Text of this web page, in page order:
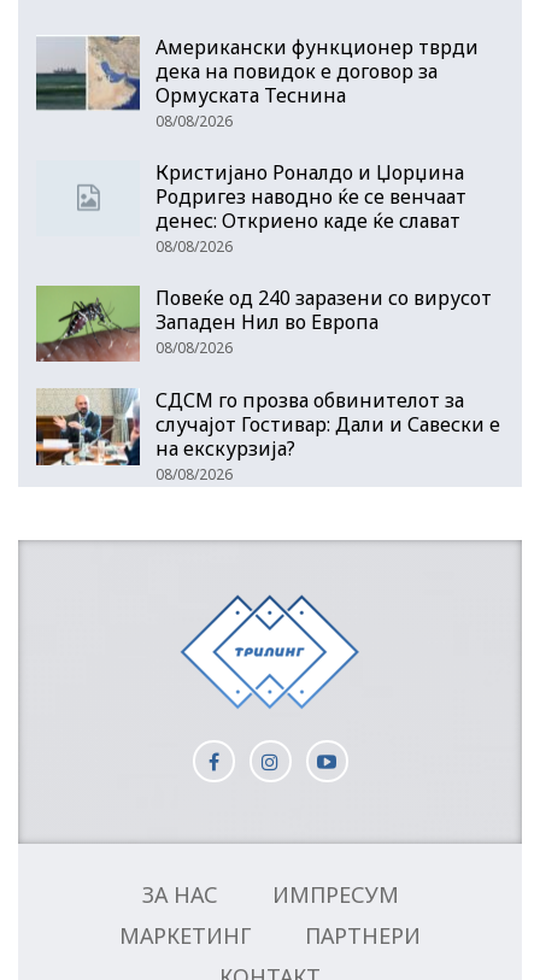
Американски функционер тврди
дека на повидок е договор за
Ормуската Теснина
08/08/2026
Кристијано Роналдо и Џорџина
Родригез наводно ќе се венчаат
денес: Откриено каде ќе слават
08/08/2026
Повеќе од 240 заразени со вирусот
Западен Нил во Европа
08/08/2026
СДСМ го прозва обвинителот за
случајот Гостивар: Дали и Савески е
на екскурзија?
08/08/2026
ЗА НАС
ИМПРЕСУМ
МАРКЕТИНГ
ПАРТНЕРИ